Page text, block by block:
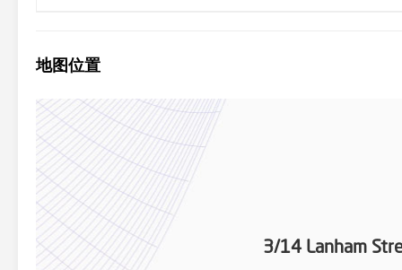
地图位置
3/14 Lanham